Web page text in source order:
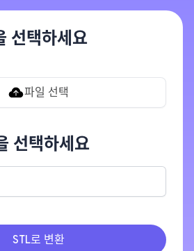
선택하세요
파일 선택
선택하세요
STL로 변환